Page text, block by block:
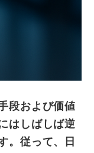
段および価値
はしばしば逆
。従って、日